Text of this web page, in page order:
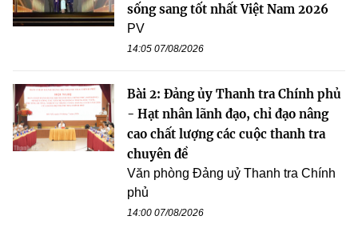
sống sang tốt nhất Việt Nam 2026
PV
14:05 07/08/2026
Bài 2: Đảng ủy Thanh tra Chính phủ
- Hạt nhân lãnh đạo, chỉ đạo nâng
cao chất lượng các cuộc thanh tra
chuyên đề
Văn phòng Đảng uỷ Thanh tra Chính
phủ
14:00 07/08/2026